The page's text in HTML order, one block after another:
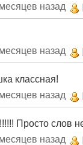
назад
назад
классная!
назад
Просто слов
назад